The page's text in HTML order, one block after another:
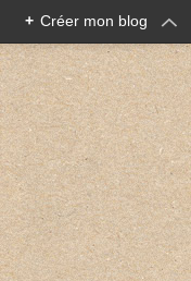
+ Créer mon blog